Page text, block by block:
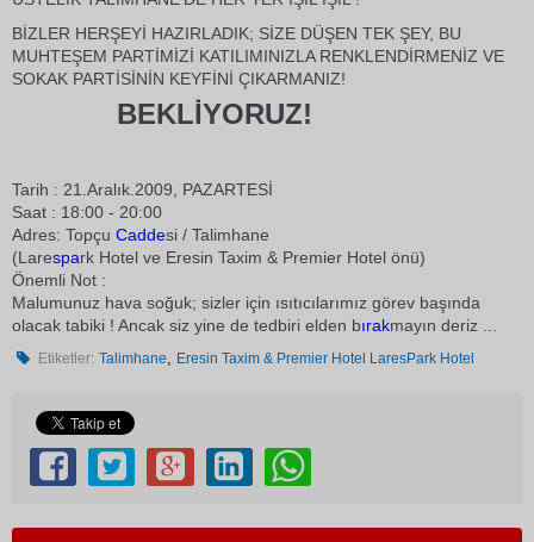
BİZLER HERŞEYİ HAZIRLADIK; SİZE DÜŞEN TEK ŞEY, BU
MUHTEŞEM PARTİMİZİ KATILIMINIZLA RENKLENDİRMENİZ VE
SOKAK PARTİSİNİN KEYFİNİ ÇIKARMANIZ!
BEKLİYORUZ!
Tarih : 21.Aralık.2009, PAZARTESİ
Saat : 18:00 - 20:00
Adres: Topçu Caddesi / Talimhane
(Larespark Hotel ve Eresin Taxim & Premier Hotel önü)
Önemli Not :
Malumunuz hava soğuk; sizler için ısıtıcılarımız görev başında
olacak tabiki ! Ancak siz yine de tedbiri elden bırakmayın deriz ...
Etiketler: Talimhane, Eresin Taxim & Premier Hotel LaresPark Hotel